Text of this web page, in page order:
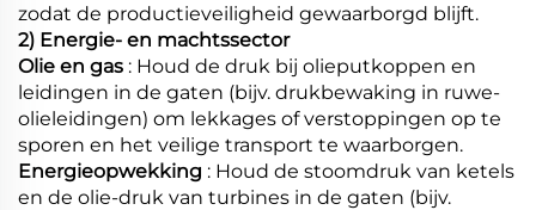
zodat de productieveiligheid gewaarborgd blijft.
2) Energie- en machtssector
Olie en gas : Houd de druk bij olieputkoppen en
leidingen in de gaten (bijv. drukbewaking in ruwe-
olieleidingen) om lekkages of verstoppingen op te
sporen en het veilige transport te waarborgen.
Energieopwekking : Houd de stoomdruk van ketels
en de olie-druk van turbines in de gaten (bijv.